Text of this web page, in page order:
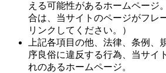
える可能性があるホームページ
合は、当サイトのページがフレ
リンクしてください。）
上記各項目の他、法律、条例、
序良俗に違反する行為、当サイ
れのあるホームページ。